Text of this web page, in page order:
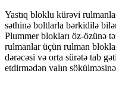
Yastıq bloklu kürəvi
səthinə boltlarla bərkidilə
Plummer blokları öz-özünə
rulmanlar üçün rulman
dərəcəsi və orta sürətə tab
etdirmədən valın